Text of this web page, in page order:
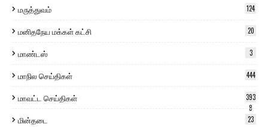
மருத்துவம் 124
மனிதநேய மக்கள் கட்சி 20
மாண்டஸ் 3
மாநில செய்திகள் 444
மாவட்ட செய்திகள்
393
8
மின்தடை 23